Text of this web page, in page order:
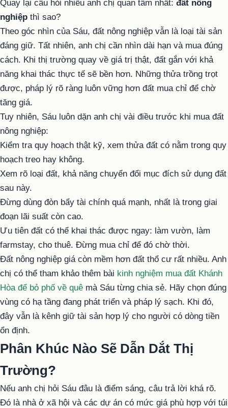
Quay lại câu hỏi nhiều anh chị quan tâm nhất: đất nông
nghiệp thì sao?
Theo góc nhìn của Sáu, đất nông nghiệp vẫn là loại tài sản
đáng giữ. Tất nhiên, anh chị cần nhìn dài hạn và mua đúng
cách. Khi thị trường quay về giá trị thật, đất gắn với khả
năng khai thác thực tế sẽ bền hơn. Những thửa trồng trọt
được, pháp lý rõ ràng luôn vững hơn đất mua chỉ để chờ
tăng giá.
Tuy nhiên, Sáu luôn dặn anh chị vài điều trước khi mua đất
nông nghiệp:
Kiểm tra quy hoạch thật kỹ, xem thửa đất có nằm trong quy
hoạch treo hay không.
Xem rõ loại đất, khả năng chuyển đổi mục đích sử dụng đất
sau này.
Đừng dùng đòn bẩy tài chính quá mạnh, nhất là trong giai
đoạn lãi suất còn cao.
Ưu tiên đất có thể khai thác được ngay: làm vườn, làm
farmstay, cho thuê. Đừng mua chỉ để đó chờ thời.
Đất nông nghiệp giá còn mềm hơn đất thổ cư rất nhiều. Anh
chị có thể tham khảo thêm bài kinh nghiệm mua đất Khánh
Hòa để bỏ phố về quê mà Sáu từng chia sẻ. Hãy chọn đúng
vùng có hạ tầng đang phát triển và pháp lý sạch. Khi đó,
đây vẫn là kênh giữ tài sản hợp lý cho người có dòng tiền
ổn định.
Phân Khúc Nào Sẽ Dẫn Dắt Thị
Trường?
Nếu anh chị hỏi Sáu đâu là điểm sáng, câu trả lời khá rõ.
Đó là nhà ở xã hội và các dự án có mức giá phù hợp với túi